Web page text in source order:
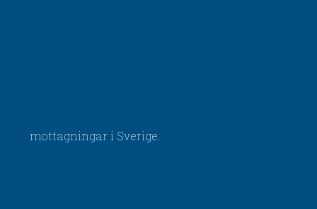
mottagningar i Sverige.